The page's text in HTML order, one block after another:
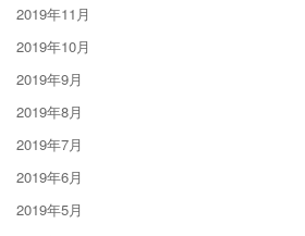
2019年11月
2019年10月
2019年9月
2019年8月
2019年7月
2019年6月
2019年5月